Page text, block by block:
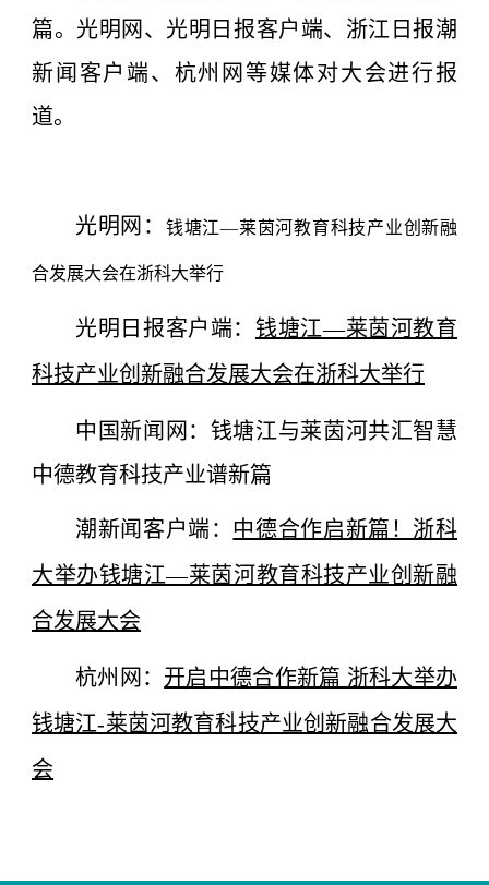
篇。光明网、光明日报客户端、浙江日报潮
新闻客户端、杭州网等媒体对大会进行报
道。
光明网： 钱塘江—莱茵河教育科技产业创新融
合发展大会在浙科大举行
光明日报客户端： 钱塘江—莱茵河教育
科技产业创新融合发展大会在浙科大举行
中国新闻网：钱塘江与莱茵河共汇智慧
中德教育科技产业谱新篇
潮新闻客户端： 中德合作启新篇！浙科
大举办钱塘江—莱茵河教育科技产业创新融
合发展大会
杭州网： 开启中德合作新篇 浙科大举办
钱塘江-莱茵河教育科技产业创新融合发展大
会